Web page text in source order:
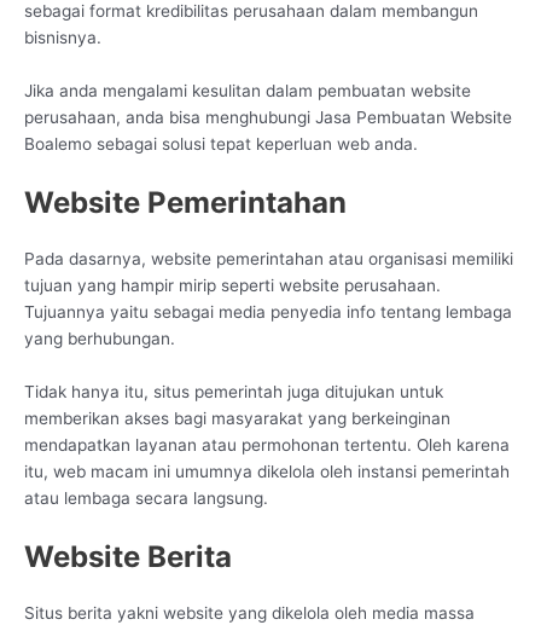
sebagai format kredibilitas perusahaan dalam membangun
bisnisnya.
Jika anda mengalami kesulitan dalam pembuatan website
perusahaan, anda bisa menghubungi Jasa Pembuatan Website
Boalemo sebagai solusi tepat keperluan web anda.
Website Pemerintahan
Pada dasarnya, website pemerintahan atau organisasi memiliki
tujuan yang hampir mirip seperti website perusahaan.
Tujuannya yaitu sebagai media penyedia info tentang lembaga
yang berhubungan.
Tidak hanya itu, situs pemerintah juga ditujukan untuk
memberikan akses bagi masyarakat yang berkeinginan
mendapatkan layanan atau permohonan tertentu. Oleh karena
itu, web macam ini umumnya dikelola oleh instansi pemerintah
atau lembaga secara langsung.
Website Berita
Situs berita yakni website yang dikelola oleh media massa